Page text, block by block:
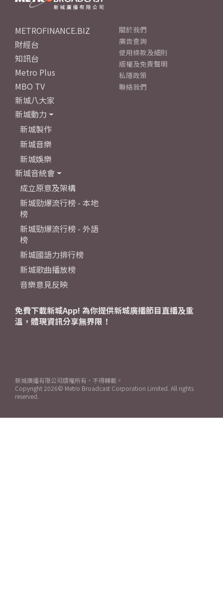
METROFINANCE.BIZ
財經台
知訊台
Metro Plus
MBO TV
新城八大家
新城動力
新城製作
新城音樂
新城娛樂
新城音統會
成立原意及架構
新城勁爆流行榜 - 本地
榜
新城勁爆流行榜 - 外語
榜
新城國語力排行榜
新城歌曲播放榜
音樂意見反映
關於我們
廣告查詢
使用條款及細則
版權及免責聲明
私隱政策
聯絡我們
免費下載新城App! 為你提供新城廣播節目直播及重
溫，體現資訊分享無界限！
新城廣播有限公司版權所有，不得轉載。
Copyright 2026© Metro Broadcast Corporation Limited. All rights
reserved.